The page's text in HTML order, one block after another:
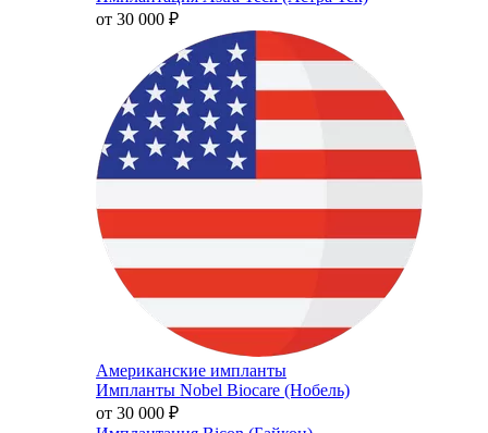
от 30 000 ₽
Американские импланты
Импланты Nobel Biocare (Нобель)
от 30 000 ₽